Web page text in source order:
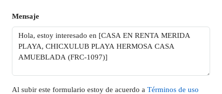
Mensaje
Al subir este formulario estoy de acuerdo a Términos de uso